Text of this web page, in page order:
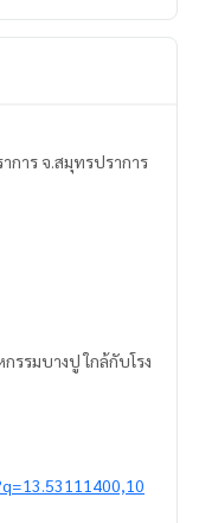
การ จ.สมุทรปราการ
รรมบางปู ใกล้กับโรง